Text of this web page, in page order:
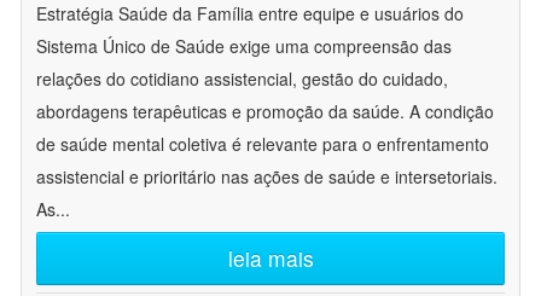
Estratégia Saúde da Família entre equipe e usuários do
Sistema Único de Saúde exige uma compreensão das
relações do cotidiano assistencial, gestão do cuidado,
abordagens terapêuticas e promoção da saúde. A condição
de saúde mental coletiva é relevante para o enfrentamento
assistencial e prioritário nas ações de saúde e intersetoriais.
As...
leia mais